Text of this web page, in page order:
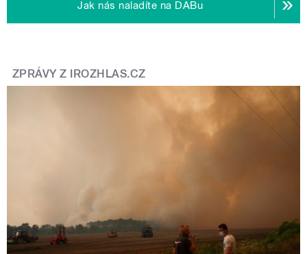
Jak nás naladíte na DABu
ZPRÁVY Z IROZHLAS.CZ